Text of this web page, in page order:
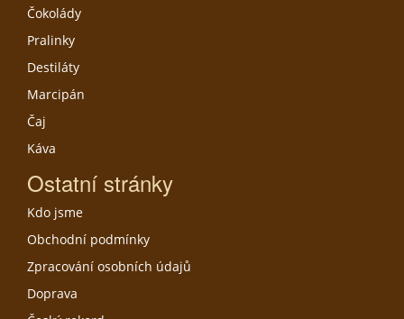
Čokolády
Pralinky
Destiláty
Marcipán
Čaj
Káva
Ostatní stránky
Kdo jsme
Obchodní podmínky
Zpracování osobních údajů
Doprava